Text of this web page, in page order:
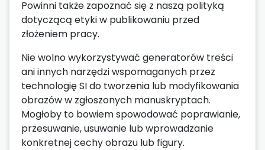
Powinni także zapoznać się z naszą polityką
dotyczącą etyki w publikowaniu przed
złożeniem pracy.
Nie wolno wykorzystywać generatorów treści
ani innych narzędzi wspomaganych przez
technologię SI do tworzenia lub modyfikowania
obrazów w zgłoszonych manuskryptach.
Mogłoby to bowiem spowodować poprawianie,
przesuwanie, usuwanie lub wprowadzanie
konkretnej cechy obrazu lub figury.